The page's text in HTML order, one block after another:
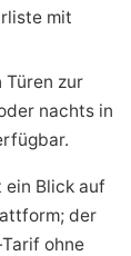
mit
Türen zur
nachts in
ein Blick auf
der
ohne